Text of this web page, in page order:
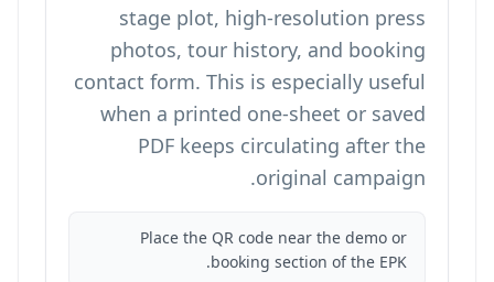
stage plot, high-resolution press
photos, tour history, and booking
contact form. This is especially useful
when a printed one-sheet or saved
PDF keeps circulating after the
original campaign.
Place the QR code near the demo or
booking section of the EPK.